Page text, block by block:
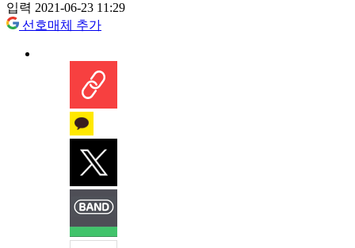
입력 2021-06-23 11:29
선호매체 추가